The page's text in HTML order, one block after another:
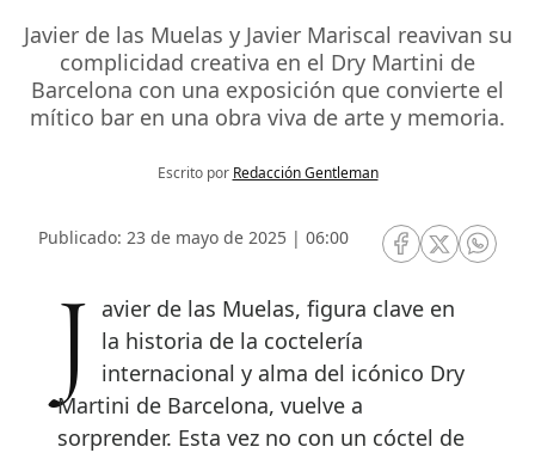
Javier de las Muelas y Javier Mariscal reavivan su
complicidad creativa en el Dry Martini de
Barcelona con una exposición que convierte el
mítico bar en una obra viva de arte y memoria.
Escrito por Redacción Gentleman
Publicado: 23 de mayo de 2025 | 06:00
RRSS Facebook
RRSSRRSS
Javier de las Muelas, figura clave en
la historia de la coctelería
internacional y alma del icónico Dry
Martini de Barcelona, vuelve a
sorprender. Esta vez no con un cóctel de